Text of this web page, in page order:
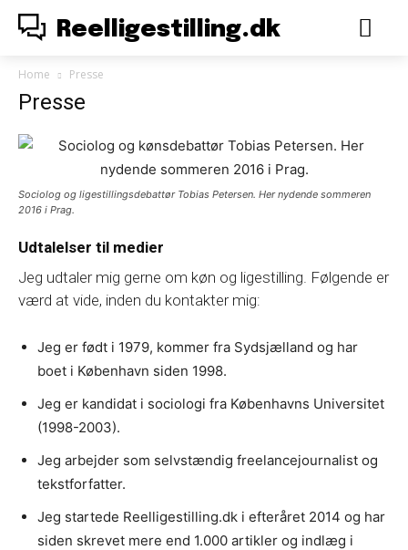
Reelligestilling.dk
Home Presse
Presse
Sociolog og ligestillingsdebattør Tobias Petersen. Her nydende sommeren
2016 i Prag.
Udtalelser til medier
Jeg udtaler mig gerne om køn og ligestilling. Følgende er
værd at vide, inden du kontakter mig:
Jeg er født i 1979, kommer fra Sydsjælland og har
boet i København siden 1998.
Jeg er kandidat i sociologi fra Københavns Universitet
(1998-2003).
Jeg arbejder som selvstændig freelancejournalist og
tekstforfatter.
Jeg startede Reelligestilling.dk i efteråret 2014 og har
siden skrevet mere end 1.000 artikler og indlæg i